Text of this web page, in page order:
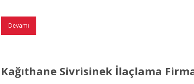
Devamı
Kağıthane Sivrisinek İlaçlama